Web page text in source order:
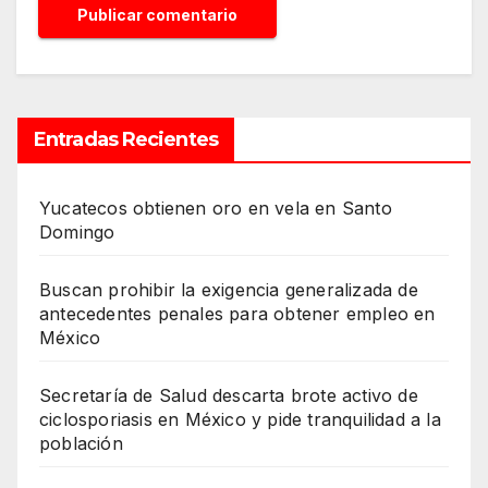
Entradas Recientes
Yucatecos obtienen oro en vela en Santo
Domingo
Buscan prohibir la exigencia generalizada de
antecedentes penales para obtener empleo en
México
Secretaría de Salud descarta brote activo de
ciclosporiasis en México y pide tranquilidad a la
población